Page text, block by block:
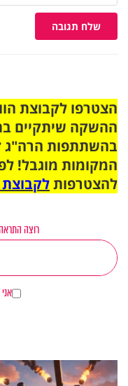
שלח תגובה
ההשקה שיתקיים
בהשתתפות הרה"ג
המקומות מוגבל!
להצטרפותלקבוצת
רוצה